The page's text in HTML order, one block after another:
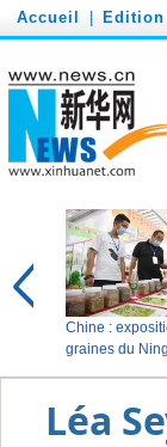
Accueil
Léa